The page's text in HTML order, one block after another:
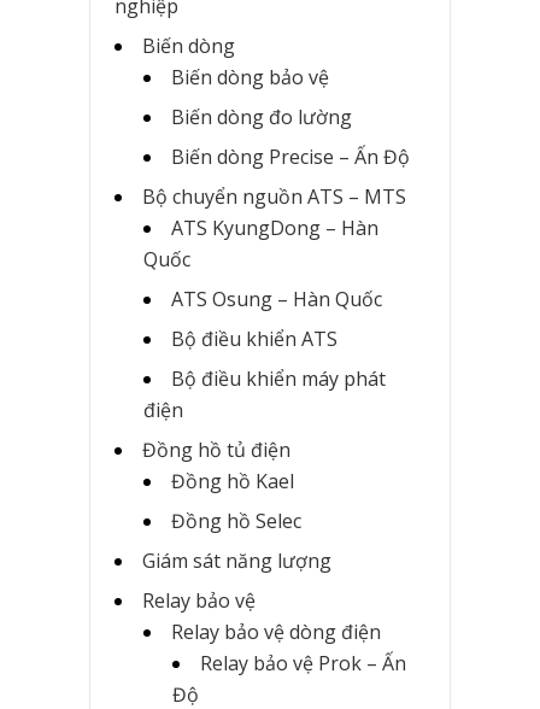
nghiệp
Biến dòng
Biến dòng bảo vệ
Biến dòng đo lường
Biến dòng Precise – Ấn Độ
Bộ chuyển nguồn ATS – MTS
ATS KyungDong – Hàn
Quốc
ATS Osung – Hàn Quốc
Bộ điều khiển ATS
Bộ điều khiển máy phát
điện
Đồng hồ tủ điện
Đồng hồ Kael
Đồng hồ Selec
Giám sát năng lượng
Relay bảo vệ
Relay bảo vệ dòng điện
Relay bảo vệ Prok – Ấn
Độ